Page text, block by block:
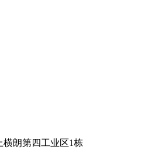
朗第四工业区1栋